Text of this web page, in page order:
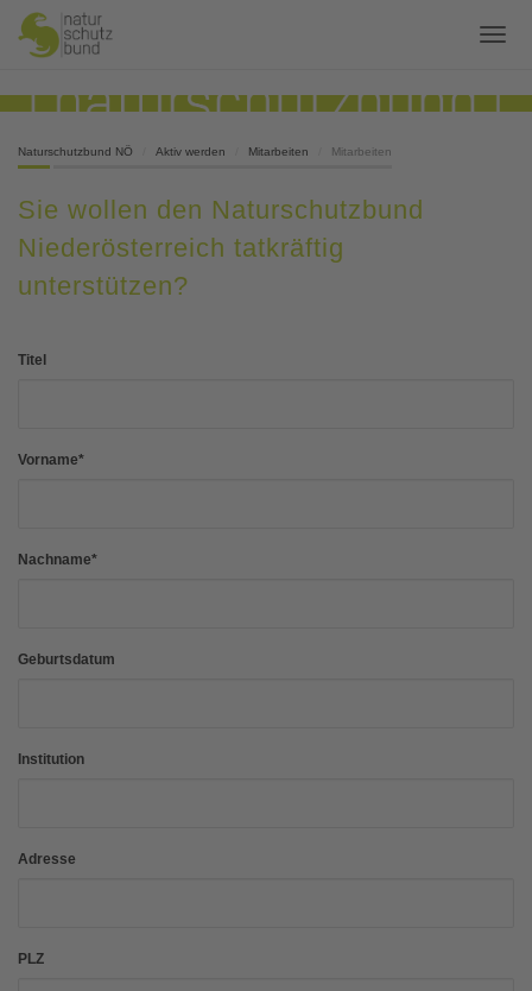
Naturschutzbund NÖ Aktiv werden Mitarbeiten Mitarbeiten
Sie wollen den Naturschutzbund
Niederösterreich tatkräftig
unterstützen?
Titel
Vorname*
Nachname*
Geburtsdatum
Institution
Adresse
PLZ